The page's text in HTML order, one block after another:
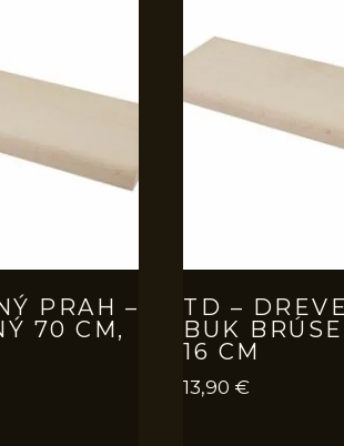
PRAH –
70 CM,
TD –
BUK
16 CM
13,90 €